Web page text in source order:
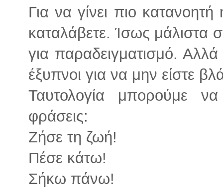
Για να γίνει πιο
καταλάβετε. Ίσως μάλιστα
για παραδειγματισμό. Αλλά
έξυπνοι για να μην είστε
Ταυτολογία μπορούμε
φράσεις:
Ζήσε τη ζωή!
Πέσε κάτω!
Σήκω πάνω!